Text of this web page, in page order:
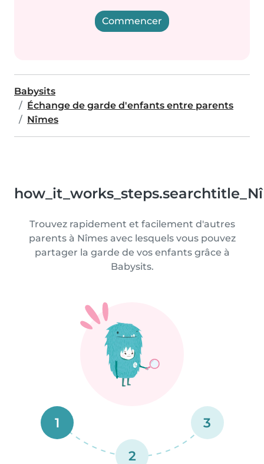
Commencer
Babysits
Échange de garde d'enfants entre parents
Nîmes
Trouvez rapidement et facilement d'autres
parents à Nîmes avec lesquels vous pouvez
partager la garde de vos enfants grâce à
Babysits.
1
2
3